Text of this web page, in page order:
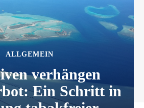
ALLGEMEIN
verhängen
Ein Schritt in